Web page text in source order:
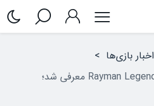
اخبار بازی‌ها >
تماشا کنید: بازی Rayman Legends Retold معرفی شد؛